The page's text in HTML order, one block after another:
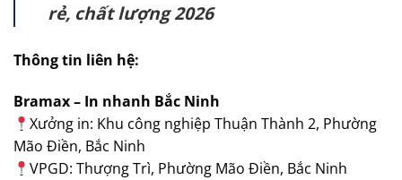
rẻ, chất lượng 2026
Thông tin liên hệ:
Bramax – In nhanh Bắc Ninh
Xưởng in: Khu công nghiệp Thuận Thành 2, Phường
Mão Điền, Bắc Ninh
VPGD: Thượng Trì, Phường Mão Điền, Bắc Ninh